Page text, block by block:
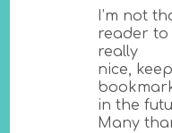
I’m not
reader to
really
nice,
in the
Many